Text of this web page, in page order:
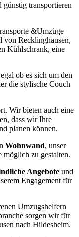
günstig transportieren
&Umzüge
von Recklinghausen,
Kühlschrank, eine
ob es sich um den
die stylische Couch
Wir bieten auch eine
dass wir Ihre
planen können.
Wohnwand, unser
möglich zu gestalten.
Angebote und
Engagement für
Umzugshelfern
sorgen wir für
nach Hildesheim.